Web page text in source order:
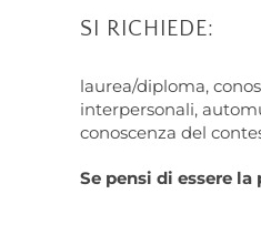
SI RICHIEDE:
laurea/diploma,
interpersonali,
conoscenza del
Se pensi di essere